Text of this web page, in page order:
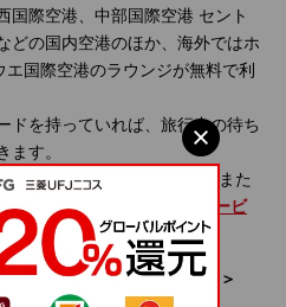
国際空港、中部国際空港 セント
どの国内空港のほか、海外ではホ
国際空港のラウンジが無料で利
ドを持っていれば、旅行中の待ち
ます。
すので、最新情報は各空港また
サイト「
空港ラウンジサービ
利用できる空港ラウンジ例＞